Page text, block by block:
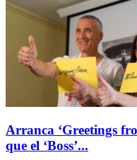
Arranca ‘Greetings
que el ‘Boss’...